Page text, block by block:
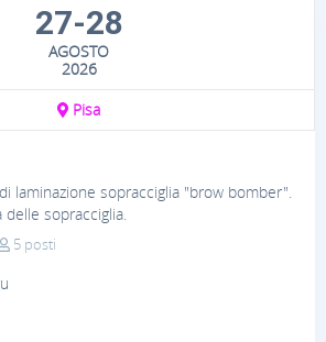
27-28
AGOSTO
2026
Pisa
laminazione sopracciglia "brow bomber".
sopracciglia.
5 posti